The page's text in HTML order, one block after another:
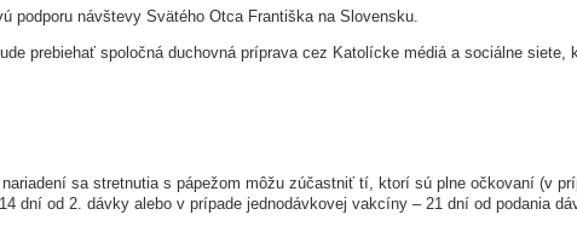
podporu návštevy Svätého Otca Františka na Slovensku.
prebiehať spoločná duchovná príprava cez Katolícke médiá a sociálne siete,
sa stretnutia s pápežom môžu zúčastniť tí, ktorí sú plne očkovaní (v
dní od 2. dávky alebo v prípade jednodávkovej vakcíny – 21 dní od podania